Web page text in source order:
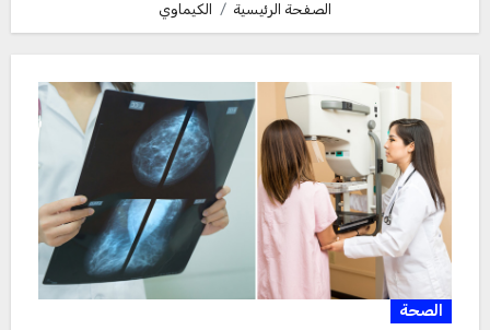
الصفحة الرئيسية الكيماوي
الصحة